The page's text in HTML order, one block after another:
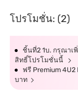
โปรโมชั่น: (2)
ชิ้นที่2 1บ. กรุณาเ
สิทธิ์โปรโมชั่นนี้
ฟรี Premium
บาท